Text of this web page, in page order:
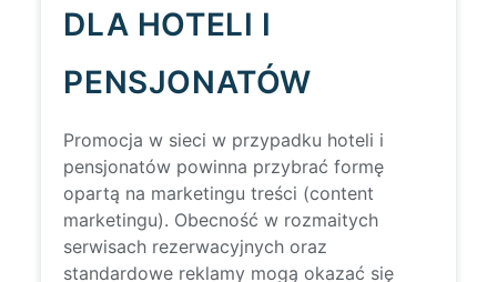
DLA HOTELI I
PENSJONATÓW
Promocja w sieci w przypadku hoteli i
pensjonatów powinna przybrać formę
opartą na marketingu treści (content
marketingu). Obecność w rozmaitych
serwisach rezerwacyjnych oraz
standardowe reklamy mogą okazać się